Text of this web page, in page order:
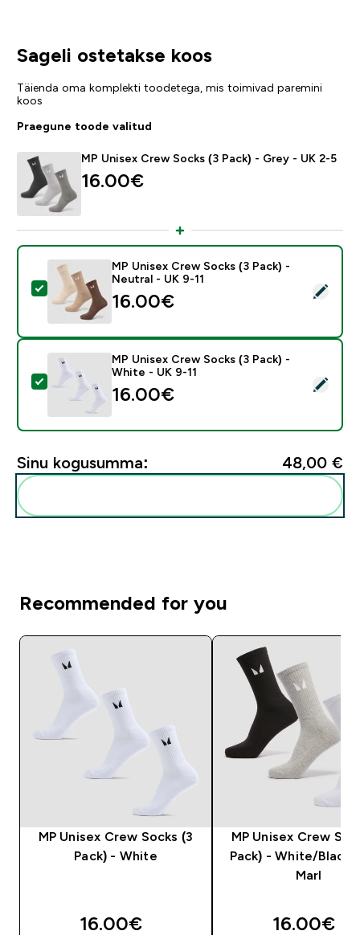
Sageli ostetakse koos
Täienda oma komplekti toodetega, mis toimivad paremini
koos
Praegune toode valitud
MP Unisex Crew Socks (3 Pack) - Grey - UK 2-5
16.00€‎
Vali see toode - MP Unisex Crew Socks (3 Pack) -
MP Unisex Crew Socks (3 Pack) -
Neutral - UK 9-11
16.00€‎
Vali see toode - MP Unisex Crew Socks (3 Pack) -
MP Unisex Crew Socks (3 Pack) -
White - UK 9-11
16.00€‎
Sinu kogusumma: 48,00 €‎
Recommended for you
MP Unisex Crew Socks (3
Pack) - White
16.00€‎
MP Unisex Crew
Pack) - White/Black/
Marl
16.00€‎